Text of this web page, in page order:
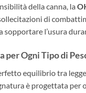
della canna, la
di
sopportare l’usura
per Ogni Tipo di
equilibrio tra
è progettata